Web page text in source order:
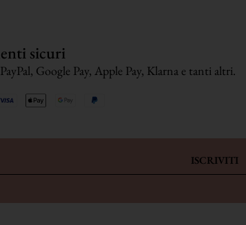
sicuri
Google Pay, Apple Pay, Klarna e tanti altri.
ISCRIVITI